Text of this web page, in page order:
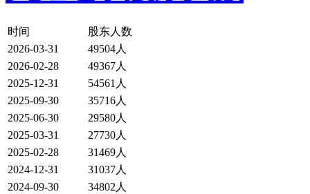
时间
股东人数
2026-03-31
49504人
2026-02-28
49367人
2025-12-31
54561人
2025-09-30
35716人
2025-06-30
29580人
2025-03-31
27730人
2025-02-28
31469人
2024-12-31
31037人
2024-09-30
34802人